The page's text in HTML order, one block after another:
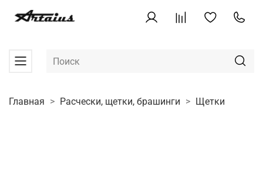
Главная Расчески, щетки, брашинги Щетки